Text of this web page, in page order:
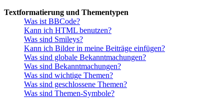
Textformatierung und Thementypen
Was ist BBCode?
Kann ich HTML benutzen?
Was sind Smileys?
Kann ich Bilder in meine Beiträge einfügen?
Was sind globale Bekanntmachungen?
Was sind Bekanntmachungen?
Was sind wichtige Themen?
Was sind geschlossene Themen?
Was sind Themen-Symbole?